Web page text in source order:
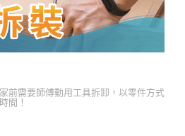
前需要師傅動用工具拆卸，以零件方式
間！